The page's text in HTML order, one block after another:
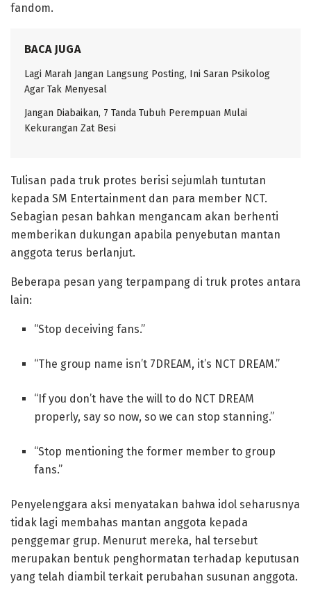
fandom.
BACA JUGA
Lagi Marah Jangan Langsung Posting, Ini Saran Psikolog
Agar Tak Menyesal
Jangan Diabaikan, 7 Tanda Tubuh Perempuan Mulai
Kekurangan Zat Besi
Tulisan pada truk protes berisi sejumlah tuntutan
kepada SM Entertainment dan para member NCT.
Sebagian pesan bahkan mengancam akan berhenti
memberikan dukungan apabila penyebutan mantan
anggota terus berlanjut.
Beberapa pesan yang terpampang di truk protes antara
lain:
“Stop deceiving fans.”
“The group name isn’t 7DREAM, it’s NCT DREAM.”
“If you don’t have the will to do NCT DREAM
properly, say so now, so we can stop stanning.”
“Stop mentioning the former member to group
fans.”
Penyelenggara aksi menyatakan bahwa idol seharusnya
tidak lagi membahas mantan anggota kepada
penggemar grup. Menurut mereka, hal tersebut
merupakan bentuk penghormatan terhadap keputusan
yang telah diambil terkait perubahan susunan anggota.